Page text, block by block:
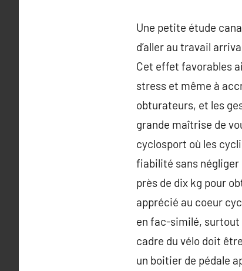
Une petite étude
d’aller au travail
Cet effet favorables
stress et même à
obturateurs, et les
grande maîtrise de
cyclosport où les
fiabilité sans négliger
près de dix kg pour
apprécié au coeur
en fac-similé, surtout
cadre du vélo doit
un boitier de pédale